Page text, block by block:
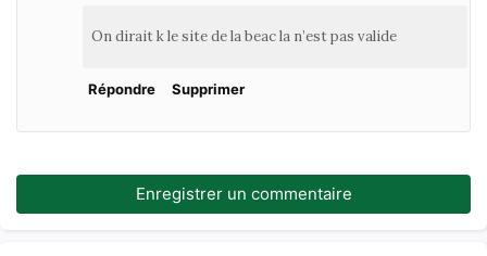
On dirait k le site de la beac la n’est pas valide
Répondre Supprimer
Enregistrer un commentaire